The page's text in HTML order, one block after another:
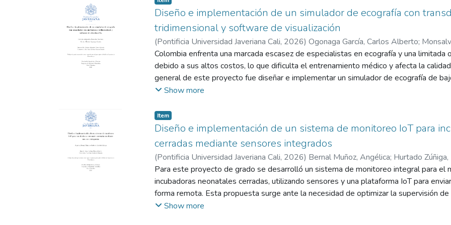
fisioterapeuta, pueda en un futuro ser utilizado para la rehabilitación física de
ciático asociada a la discopatía lumbar como un complemento de la terapia física,
prototipo a construir integrará elementos mecánicos que permitan regular parámetros
intervención clínica directa, limitándose este proyecto a la evaluación de desempeño
clínicas en pacientes, esperando que este sirva para realizar investigaciones en
Diseño e implementación de un simulador de ecografía con
tridimensional y software de visualización
(Pontificia Universidad Javeriana Cali, 2026) Ogonaga García, Carlos Alberto;
Torres Valencia, Cristian Alejandro;Palacios Duarte, Juan Esteban
Colombia enfrenta una marcada escasez de especialistas en ecografía y una
debido a sus altos costos, lo que dificulta el entrenamiento médico y afecta la
general de este proyecto fue diseñar e implementar un simulador de ecografía de
con movimiento tridimensional (X, Y, Z) y un software de visualización para fortalecer
impreso en 3D y un vientre sintético fabricado con elastómero de poliuretano para
un sensor óptico (PAN3101DB) para el rastreo de posición X-Y y un sensor de
eje Z. Estos datos se procesan mediante un microcontrolador y una interfaz en
físico con el despliegue de imágenes ecográficas reales. Como resultado, se obtuvo
validación metrológica mediante la prueba Gage R&R arrojó una variabilidad menor
como un sistema excelente y altamente consistente. Asimismo, la evaluación con
una recomendación del 100 % como alternativa válida para la práctica inicial,
pedagógica eficaz y accesible para entornos de recursos limitados.
Show more
Item
Diseño e implementación de un sistema de monitoreo IoT para
cerradas mediante sensores integrados
(Pontificia Universidad Javeriana Cali, 2026) Bernal Muñoz, Angélica; Hurtado
Esteban;Corchuelo Guzmán, Valentina
Para este proyecto de grado se desarrolló un sistema de monitoreo integral para el
incubadoras neonatales cerradas, utilizando sensores y una plataforma IoT para
forma remota. Esta propuesta surge ante la necesidad de optimizar la supervisión de
cuales deben de permanecer en un ambiente controlado y una vigilancia constante
Show more